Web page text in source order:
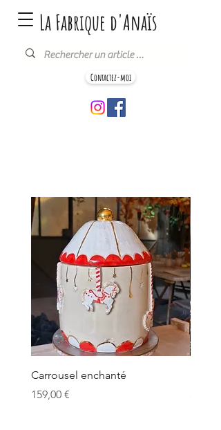
Contactez-moi
La Fabrique d'Anaïs
Carrousel enchanté
Prix
159,00 €